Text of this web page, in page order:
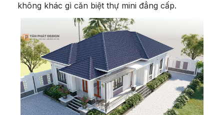
không khác gì căn biệt thự mini đẳng cấp.